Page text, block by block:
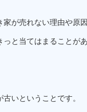
が売れない理由や原
と当てはまることがあ
いということです。